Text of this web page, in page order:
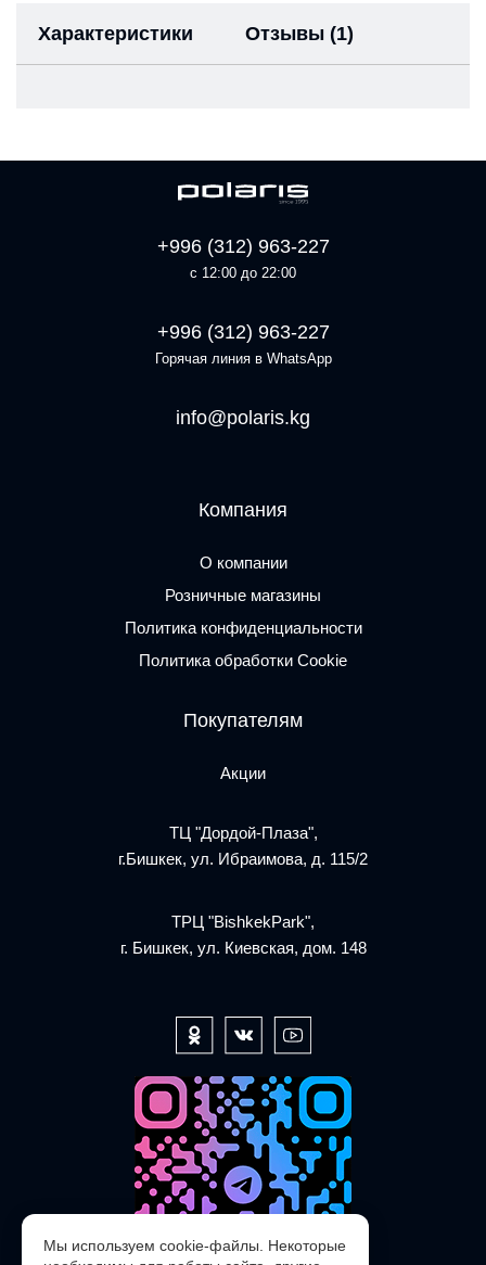
Характеристики Отзывы (1)
+996 (312) 963-227
с 12:00 до 22:00
+996 (312) 963-227
Горячая линия в WhatsApp
info@polaris.kg
Компания
О компании
Розничные магазины
Политика конфиденциальности
Политика обработки Cookie
Покупателям
Акции
ТЦ "Дордой-Плаза",
г.Бишкек, ул. Ибраимова, д. 115/2
ТРЦ "BishkekPark",
г. Бишкек, ул. Киевская, дом. 148
Мы используем cookie-файлы. Некоторые